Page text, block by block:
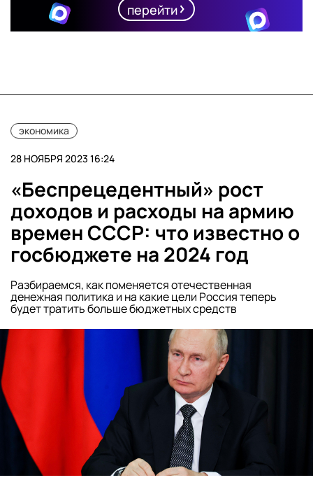
перейти
экономика
28 НОЯБРЯ 2023 16:24
«Беспрецедентный» рост
доходов и расходы на армию
времен СССР: что известно о
госбюджете на 2024 год
Разбираемся, как поменяется отечественная
денежная политика и на какие цели Россия теперь
будет тратить больше бюджетных средств